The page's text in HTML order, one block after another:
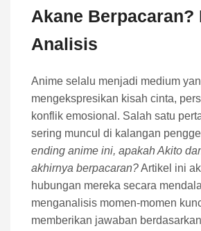
Akane Berpacaran?
Analisis
Anime selalu menjadi medium
mengekspresikan kisah cinta,
konflik emosional. Salah satu
sering muncul di kalangan
ending anime ini, apakah Akito
akhirnya berpacaran?Artikel ini
hubungan mereka secara
menganalisis momen-momen
memberikan jawaban